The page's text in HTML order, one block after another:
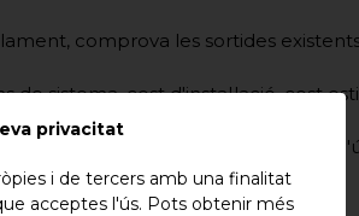
comprova les sortides
de sistema, cost d'instal·lació, cost
, amb posada a punt, formació bàsica
privacitat
i de tercers amb una finalitat
acceptes l'ús. Pots obtenir més